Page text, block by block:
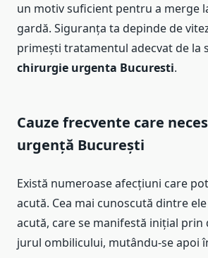
un motiv suficient pentru a merge
gardă. Siguranța ta depinde de
primești tratamentul adecvat de la
chirurgie urgenta Bucuresti.
Cauze frecvente care
urgență București
Există numeroase afecțiuni care
acută. Cea mai cunoscută dintre
acută, care se manifestă inițial
jurul ombilicului, mutându-se apoi